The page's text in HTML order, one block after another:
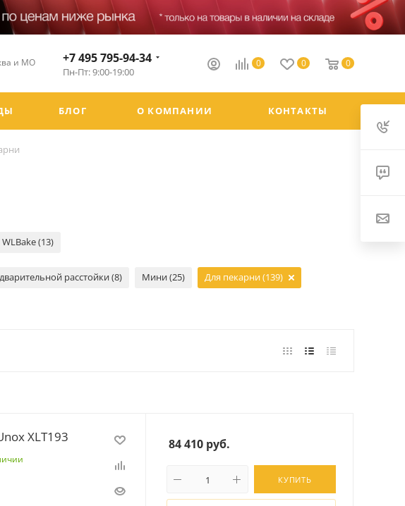
и МО 0 0 0
+7 495 795-94-34
Пн-Пт: 9:00-19:00
БЛОГ О КОМПАНИИ КОНТАКТЫ
WLBake (13)
расстойки (8) Мини (25) Для пекарни (139)
XLT193 84 410 руб.
КУПИТЬ